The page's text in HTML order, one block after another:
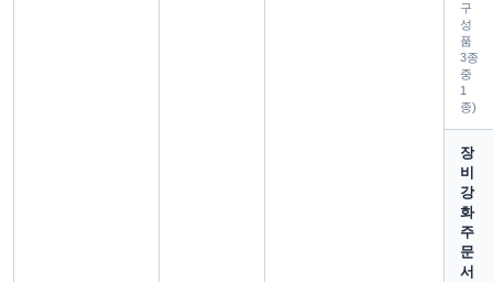
구
성
품
3종
중
1
종)
장
비
강
화
주
문
서